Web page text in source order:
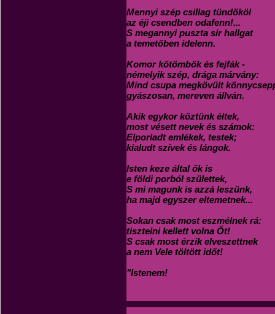
Mennyi szép csillag tündököl
az éji csendben odafenn!...
S megannyi puszta sír hallgat
a temetőben idelenn.
Komor kőtömbök és fejfák -
némelyik szép, drága márvány:
Mind csupa megkövült
gyászosan, mereven állván.
Akik egykor köztünk éltek,
most vésett nevek és számok:
Elporladt emlékek, testek;
kialudt szívek és lángok.
Isten keze által ők is
e földi porból születtek,
S mi magunk is azzá leszünk,
ha majd egyszer eltemetnek...
Sokan csak most eszmélnek rá:
tisztelni kellett volna Őt!
S csak most érzik elveszettnek
a nem Vele töltött időt!
"Istenem!